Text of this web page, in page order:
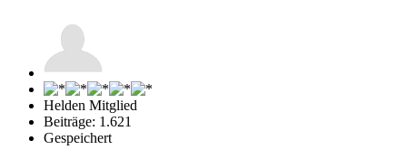
Helden Mitglied
Beiträge: 1.621
Gespeichert